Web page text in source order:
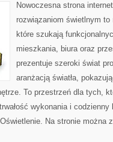
Nowoczesna strona
rozwiązaniom świetlnym
które szukają
mieszkania, biura oraz
prezentuje szeroki świat
aranżacją światła,
To przestrzeń dla tych,
wykonania i
Na stronie można